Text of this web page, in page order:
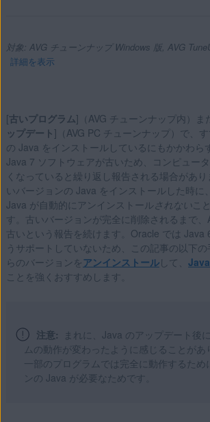
対象: AVG チューンナップ Windows 版, AVG
詳細を表示
製品:
AVG チューンナップ 21.x Windows 版
AVG TuneUp Windows 版
オペレーティング システム:
Microsoft Windows 11 Home / Pro /
Microsoft Windows 10 Home / Pro /
32 / 64 ビット
Microsoft Windows 8.1 / Pro / Enterprise -
Professional / Enterprise / Ultimate -
Convenient Rollup Update、32 / 64 ビット
[古いプログラム]（AVG チューンナップ内）ま
ップデート ]（AVG PC チューンナップ）で、
の Java をインストールしているにもかかわら
Java 7 ソフトウェアが古いため、コンピュー
くなっていると繰り返し報告される場合があ
いバージョンの Java をインストールした時に
Java が自動的にアンインストールされないこ
す。古いバージョンが完全に削除されるまで
古いという報告を続けます。Oracle では Java
うサポートしていないため、この記事の以下
らのバージョンをアンインストールして、
ことを強くおすすめします。
注意: まれに、Java のアップデート後
ムの動作が変わったように感じることがあ
一部のプログラムでは完全に動作するため
ンの Java が必要なためです。